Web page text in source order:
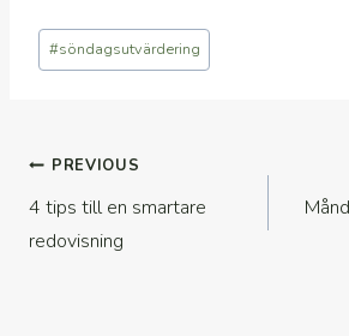
Post
Tags:
#söndagsutvärdering
Inläggsnavigering
PREVIOUS
4 tips till en smartare
redovisning